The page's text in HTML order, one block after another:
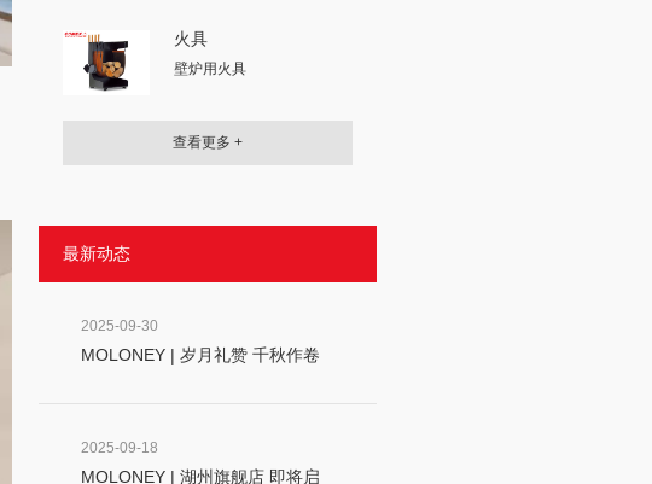
火具
壁炉用火具
查看更多 +
最新动态
2025-09-30
MOLONEY | 岁月礼赞 千秋作卷
2025-09-18
MOLONEY | 湖州旗舰店 即将启